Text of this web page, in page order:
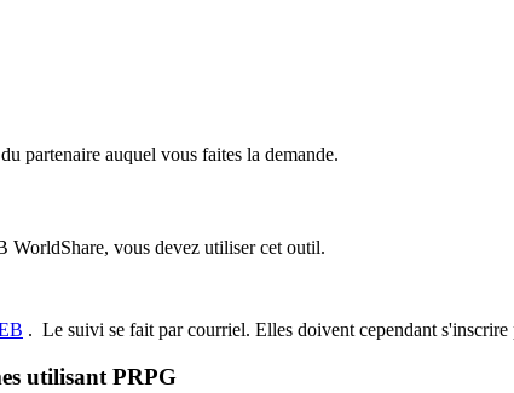
partenaire auquel vous faites la demande.
WorldShare, vous devez utiliser cet outil.
. Le suivi se fait par courriel. Elles doivent cependant s'inscrire
utilisant PRPG